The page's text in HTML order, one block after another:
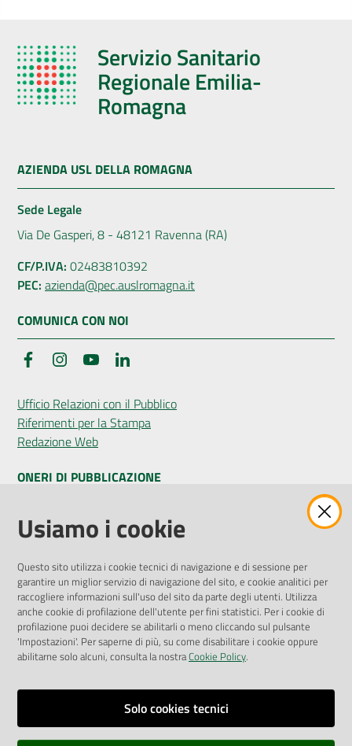
Servizio Sanitario
Regionale Emilia-
Romagna
AZIENDA USL DELLA ROMAGNA
Sede Legale
Via De Gasperi, 8 - 48121 Ravenna (RA)
CF/P.IVA: 02483810392
PEC: azienda@pec.auslromagna.it
COMUNICA CON NOI
FacebookInstagramYouTube
Ufficio Relazioni con il Pubblico
Riferimenti per la Stampa
Redazione Web
ONERI DI PUBBLICAZIONE
Amministrazione Trasparente
Pubblicità legale
Privacy Policy
Attuazione Misure PNRR
Liste di Attesa
ENTI, IMPRESE E PARTNER
Fatturazione Elettronica
Richiesta Patrocinio
Usiamo i cookie
Questo sito utilizza i cookie tecnici di navigazione e di sessione per
garantire un miglior servizio di navigazione del sito, e cookie analitici per
raccogliere informazioni sull'uso del sito da parte degli utenti. Utilizza
anche cookie di profilazione dell'utente per fini statistici. Per i cookie di
profilazione puoi decidere se abilitarli o meno cliccando sul pulsante
'Impostazioni'. Per saperne di più, su come disabilitare i cookie oppure
abilitarne solo alcuni, consulta la nostraCookie Policy.
Solo cookies tecnici